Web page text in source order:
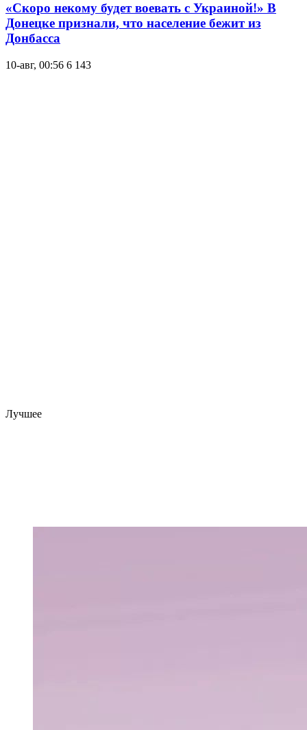
«Скоро некому будет воевать с Украиной!» В
Донецке признали, что население бежит из
Донбасса
10-авг, 00:56 6 143
Лучшее